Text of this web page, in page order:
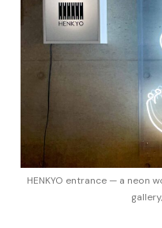
HENKYO entrance — a neon